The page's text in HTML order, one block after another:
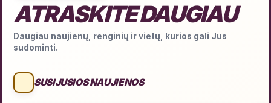
ATRASKITE DAUGIAU
Daugiau naujienų, renginių ir vietų, kurios gali Jus
sudominti.
SUSIJUSIOS NAUJIENOS